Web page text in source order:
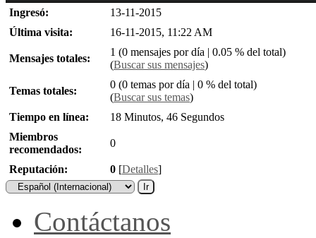
Ingresó:
13-11-2015
Última visita:
16-11-2015, 11:22 AM
Mensajes totales:
1 (0 mensajes por día | 0.05 % del total)
(Buscar sus mensajes)
Temas totales:
0 (0 temas por día | 0 % del total)
(Buscar sus temas)
Tiempo en línea:
18 Minutos, 46 Segundos
Miembros
recomendados:
0
Reputación: 0 [Detalles]
Contáctanos